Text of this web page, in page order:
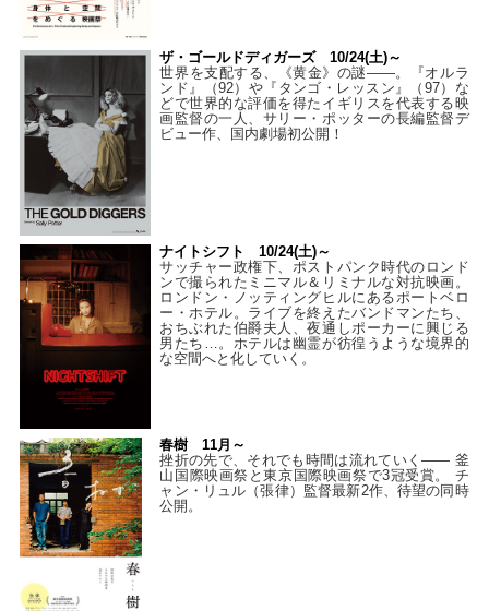
ザ・ゴールドディガーズ 10/24(土)～
世界を支配する、《黄金》の謎――。『オルラ
ンド』（92）や『タンゴ・レッスン』（97）な
どで世界的な評価を得たイギリスを代表する映
画監督の一人、サリー・ポッターの長編監督デ
ビュー作、国内劇場初公開！
ナイトシフト 10/24(土)～
サッチャー政権下、ポストパンク時代のロンド
ンで撮られたミニマル＆リミナルな対抗映画。
ロンドン・ノッティングヒルにあるポートベロ
ー・ホテル。ライブを終えたバンドマンたち、
おちぶれた伯爵夫人、夜通しポーカーに興じる
男たち…。ホテルは幽霊が彷徨うような境界的
な空間へと化していく。
春樹 11月～
挫折の先で、それでも時間は流れていく—— 釜
山国際映画祭と東京国際映画祭で3冠受賞。 チ
ャン・リュル（張律）監督最新2作、待望の同時
公開。